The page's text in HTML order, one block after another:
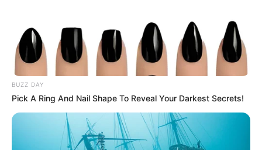
Suministrada por Policía Metropolitana de
Bucaramanga
Policía fue agredido en medio de persecución de
delincuentes en Bucaramanga
Por:
Estefanía Pedraza Bautista
Enero 8, 2023
BUZZ DAY
Pick A Ring And Nail Shape To Reveal Your Darkest Secrets!